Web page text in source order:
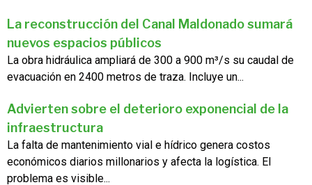
La reconstrucción del Canal Maldonado sumará
nuevos espacios públicos
La obra hidráulica ampliará de 300 a 900 m³/s su caudal de
evacuación en 2400 metros de traza. Incluye un...
Advierten sobre el deterioro exponencial de la
infraestructura
La falta de mantenimiento vial e hídrico genera costos
económicos diarios millonarios y afecta la logística. El
problema es visible...